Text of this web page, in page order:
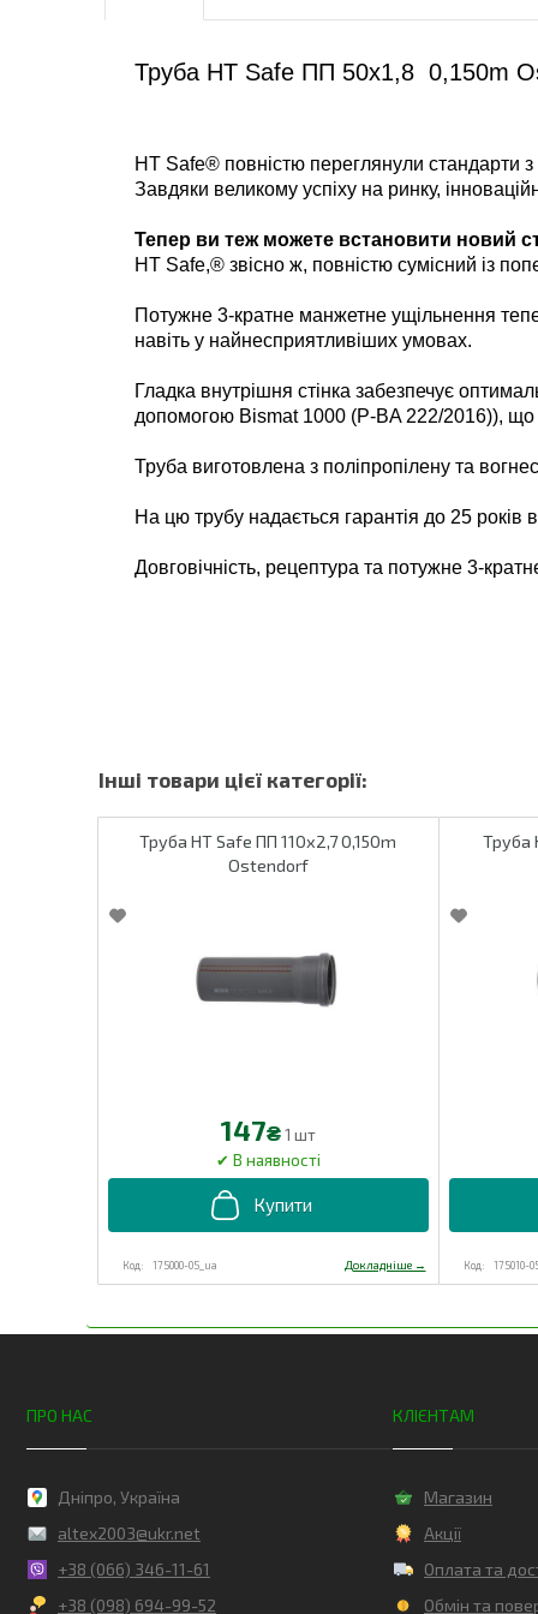
Труба HT Safe ПП 50х1,8 0,150m
HT Safe® повністю переглянули стандарти
Завдяки великому успіху на ринку,
Тепер ви теж можете встановити новий
HT Safe,® звісно ж, повністю сумісний із
Потужне 3-кратне манжетне ущільнення
навіть у найнесприятливіших умовах.
Гладка внутрішня стінка забезпечує
допомогою Bismat 1000 (P-BA 222/2016)), що
Труба виготовлена з поліпропілену та
На цю трубу надається гарантія до 25 років
Довговічність, рецептура та потужне 3-
Труба HT Safe ПП 110х2,7 0,150m
Ostendorf
175000-05_ua
147₴1 шт
Труба
175010-
ПРО НАС
Дніпро, Україна
altex2003@ukr.net
+38 (066) 346-11-61
+38 (098) 694-99-52
КЛІЄНТАМ
Магазин
Акції
Оплата та
Обмін та